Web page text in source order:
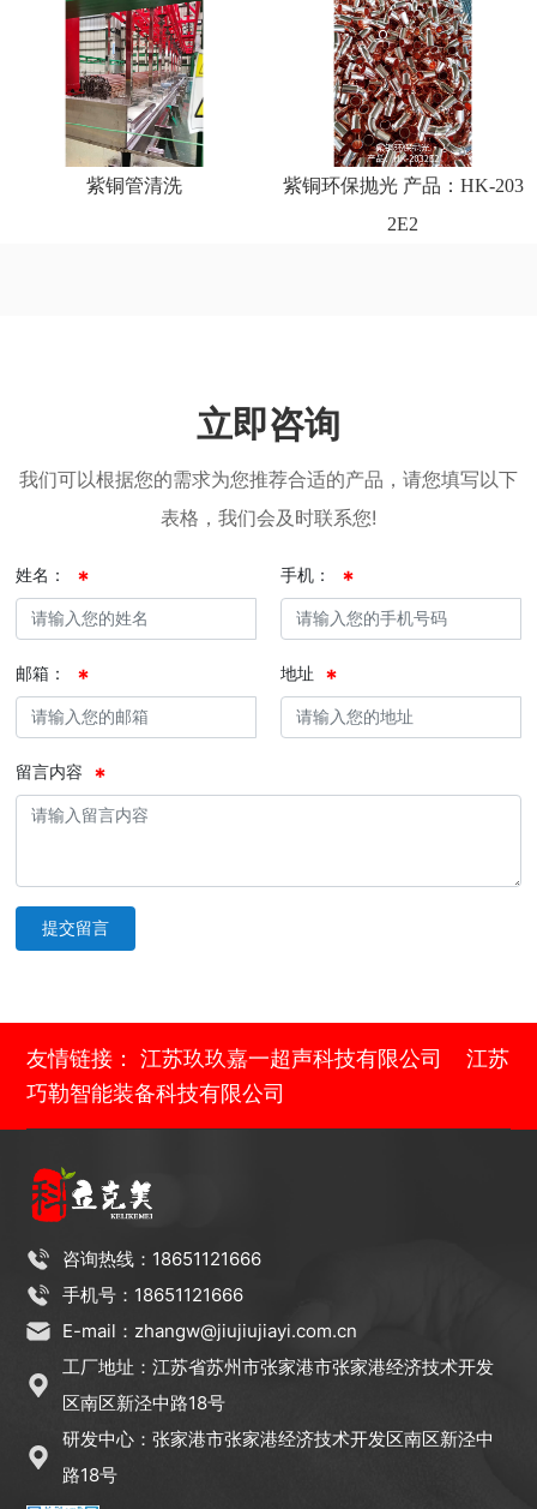
紫铜管清洗
紫铜环保抛光 产品：HK-203
2E2
立即咨询
我们可以根据您的需求为您推荐合适的产品，请您填写以下
表格，我们会及时联系您!
姓名： 手机：
邮箱： 地址
留言内容
提交留言
友情链接：江苏玖玖嘉一超声科技有限公司
江苏
巧勒智能装备科技有限公司
咨询热线：18651121666
手机号：18651121666
E-mail：zhangw@jiujiujiayi.com.cn
工厂地址：江苏省苏州市张家港市张家港经济技术开发
区南区新泾中路18号
研发中心：张家港市张家港经济技术开发区南区新泾中
路18号